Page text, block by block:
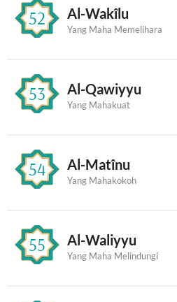
52 Al-Wakîlu
Yang Maha Memelihara
53 Al-Qawiyyu
Yang Mahakuat
54 Al-Matînu
Yang Mahakokoh
55 Al-Waliyyu
Yang Maha Melindungi